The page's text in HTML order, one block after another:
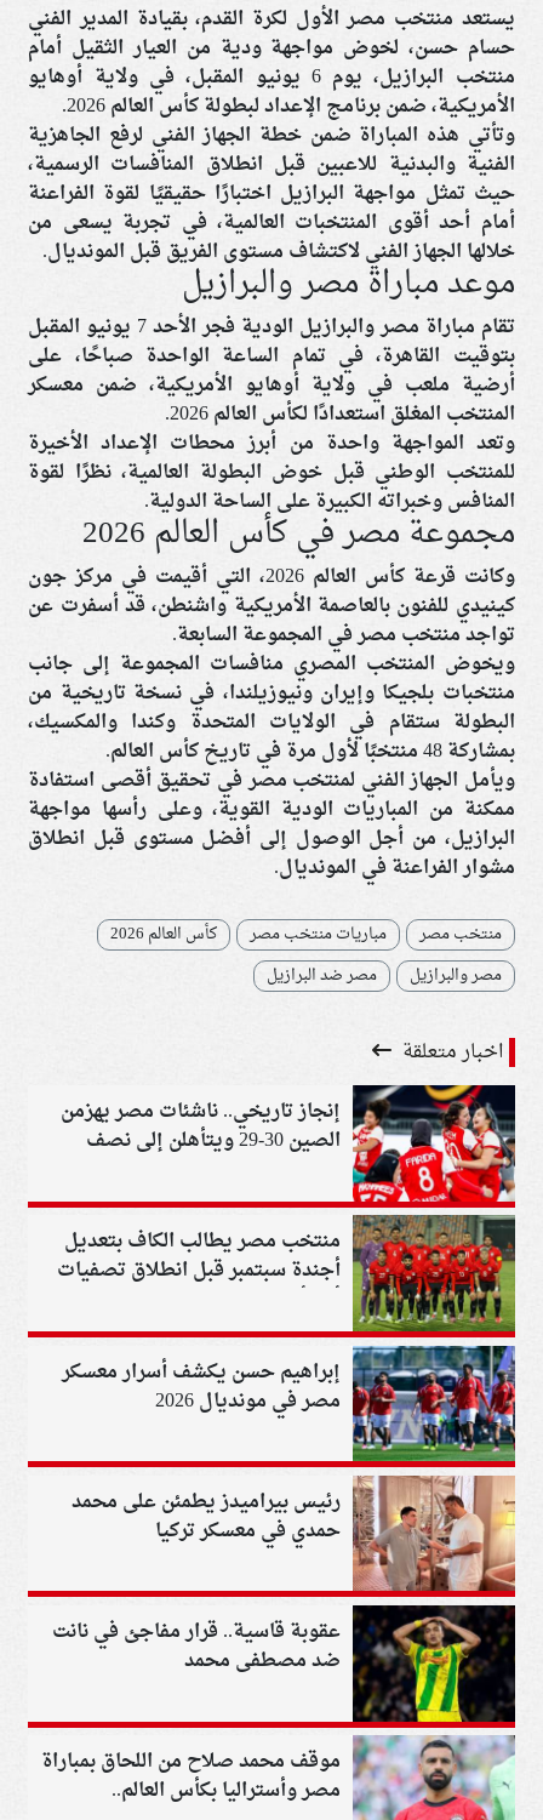
يستعد منتخب مصر الأول لكرة القدم، بقيادة المدير الفني
حسام حسن، لخوض مواجهة ودية من العيار الثقيل أمام
منتخب البرازيل، يوم 6 يونيو المقبل، في ولاية أوهايو
الأمريكية، ضمن برنامج الإعداد لبطولة كأس العالم 2026.
وتأتي هذه المباراة ضمن خطة الجهاز الفني لرفع الجاهزية
الفنية والبدنية للاعبين قبل انطلاق المنافسات الرسمية،
حيث تمثل مواجهة البرازيل اختبارًا حقيقيًا لقوة الفراعنة
أمام أحد أقوى المنتخبات العالمية، في تجربة يسعى من
خلالها الجهاز الفني لاكتشاف مستوى الفريق قبل المونديال.
موعد مباراة مصر والبرازيل
تقام مباراة مصر والبرازيل الودية فجر الأحد 7 يونيو المقبل
بتوقيت القاهرة، في تمام الساعة الواحدة صباحًا، على
أرضية ملعب في ولاية أوهايو الأمريكية، ضمن معسكر
المنتخب المغلق استعدادًا لكأس العالم 2026.
وتعد المواجهة واحدة من أبرز محطات الإعداد الأخيرة
للمنتخب الوطني قبل خوض البطولة العالمية، نظرًا لقوة
المنافس وخبراته الكبيرة على الساحة الدولية.
مجموعة مصر في كأس العالم 2026
وكانت قرعة كأس العالم 2026، التي أقيمت في مركز جون
كينيدي للفنون بالعاصمة الأمريكية واشنطن، قد أسفرت عن
تواجد منتخب مصر في المجموعة السابعة.
ويخوض المنتخب المصري منافسات المجموعة إلى جانب
منتخبات بلجيكا وإيران ونيوزيلندا، في نسخة تاريخية من
البطولة ستقام في الولايات المتحدة وكندا والمكسيك،
بمشاركة 48 منتخبًا لأول مرة في تاريخ كأس العالم.
ويأمل الجهاز الفني لمنتخب مصر في تحقيق أقصى استفادة
ممكنة من المباريات الودية القوية، وعلى رأسها مواجهة
البرازيل، من أجل الوصول إلى أفضل مستوى قبل انطلاق
مشوار الفراعنة في المونديال.
منتخب مصر مباريات منتخب مصر
كأس العالم 2026
مصر والبرازيل
مصر ضد البرازيل
اخبار متعلقة
إنجاز تاريخي.. ناشئات مصر يهزمن
الصين 30-29 ويتأهلن إلى نصف
منتخب مصر يطالب الكاف بتعديل
أجندة سبتمبر قبل انطلاق تصفيات
أمم أفريقيا 2027
إبراهيم حسن يكشف أسرار معسكر
مصر في مونديال 2026
رئيس بيراميدز يطمئن على محمد
حمدي في معسكر تركيا
عقوبة قاسية.. قرار مفاجئ في نانت
ضد مصطفى محمد
موقف محمد صلاح من اللحاق بمباراة
مصر وأستراليا بكأس العالم..